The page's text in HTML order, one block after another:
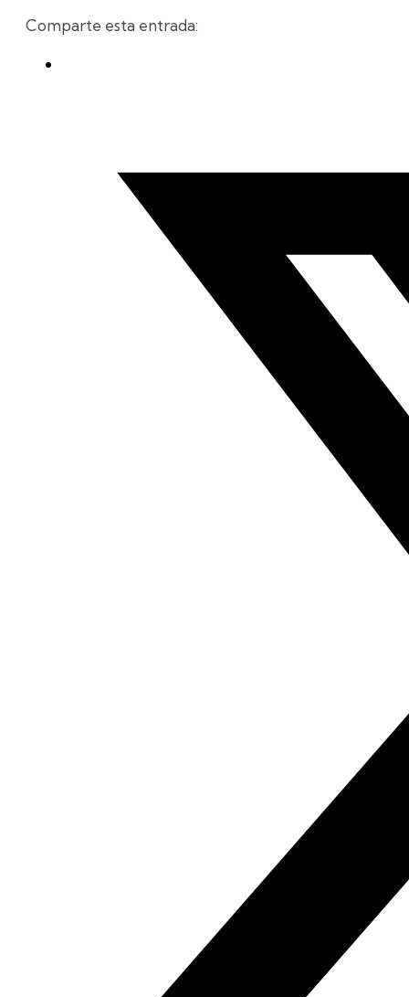
Comparte esta entrada: